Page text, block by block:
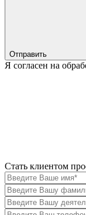
Отправить
Я согласен на
Cтать клиентом